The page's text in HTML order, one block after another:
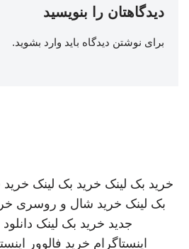
دیدگاهتان را بنویسید
برای نوشتن دیدگاه باید وارد بشوید.
خرید بک لینک خرید بک لینک خرید
بک لینک خرید شال و روسری
جدید خرید بک لینک
اینستاگرام خرید فالوور